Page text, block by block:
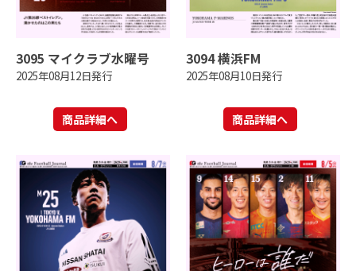
3095 マイクラブ水曜号
2025年08月12日発行
商品詳細へ
3094 横浜FM
2025年08月10日発行
商品詳細へ